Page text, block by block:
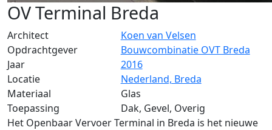
OV Terminal Breda
Architect
Koen van Velsen
Opdrachtgever
Bouwcombinatie OVT Breda
Jaar
2016
Locatie
Nederland, Breda
Materiaal
Glas
Toepassing
Dak, Gevel, Overig
Het Openbaar Vervoer Terminal in Breda is het nieuwe